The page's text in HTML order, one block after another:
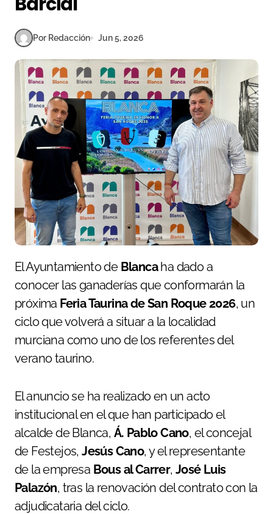
Por Redacción Jun 5, 2026
El Ayuntamiento de Blancaha dado a
conocer las ganaderías que conformarán la
próxima Feria Taurina de San Roque 2026, un
ciclo que volverá a situar a la localidad
murciana como uno de los referentes del
verano taurino.
El anuncio se ha realizado en un acto
institucional en el que han participado el
alcalde de Blanca, Á. Pablo Cano, el concejal
de Festejos,Jesús Cano, y el representante
de la empresa Bous al Carrer,José Luis
Palazón, tras la renovación del contrato con la
adjudicataria del ciclo.